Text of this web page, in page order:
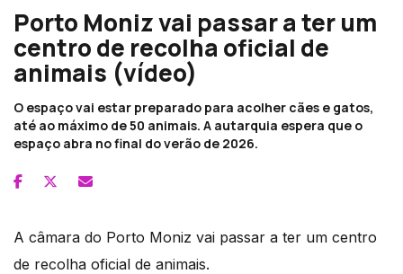
Porto Moniz vai passar a ter um
centro de recolha oficial de
animais (vídeo)
O espaço vai estar preparado para acolher cães e gatos,
até ao máximo de 50 animais. A autarquia espera que o
espaço abra no final do verão de 2026.
A câmara do Porto Moniz vai passar a ter um centro
de recolha oficial de animais.